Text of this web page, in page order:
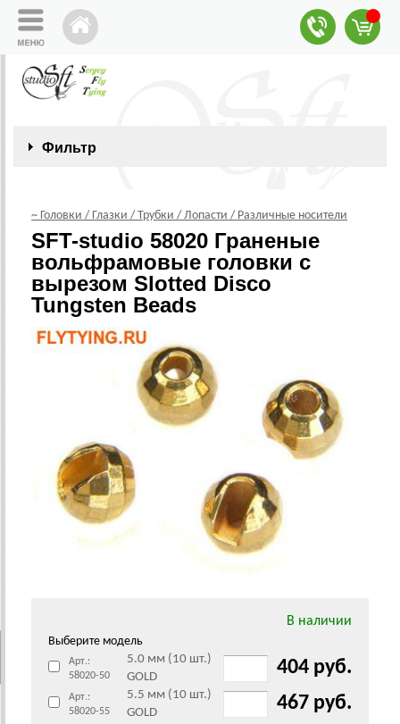
Фильтр
~ Головки / Глазки / Трубки / Лопасти / Различные носители
SFT-studio 58020 Граненые
вольфрамовые головки с
вырезом Slotted Disco
Tungsten Beads
В наличии
Выберите модель
Арт.:
58020-50
5.0 мм (10 шт.)
GOLD
404 руб.
Арт.:
58020-55
5.5 мм (10 шт.)
GOLD
467 руб.